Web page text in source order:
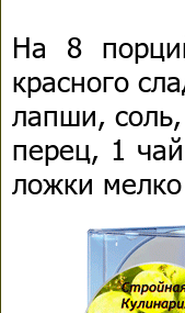
На 8
красного
лапши,
перец, 1
ложки